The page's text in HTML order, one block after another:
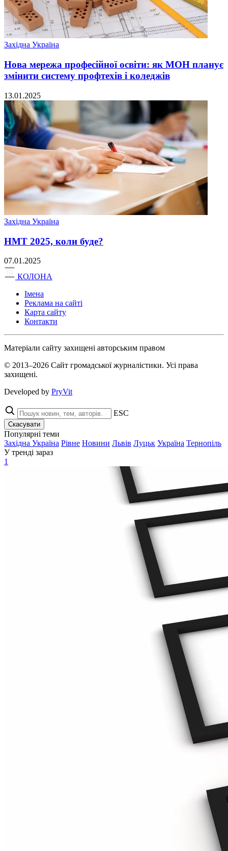
Західна Україна
Нова мережа професійної освіти: як МОН планує
змінити систему профтехів і коледжів
13.01.2025
Західна Україна
НМТ 2025, коли буде?
07.01.2025
КОЛОНА
Імена
Реклама на сайті
Карта сайту
Контакти
Матеріали сайту захищені авторським правом
© 2013–2026 Сайт громадської журналістики. Усі права
захищені.
Developed by PryVit
ESC
Скасувати
Популярні теми
Західна Україна Рівне Новини Львів Луцьк Україна Тернопіль
У тренді зараз
1